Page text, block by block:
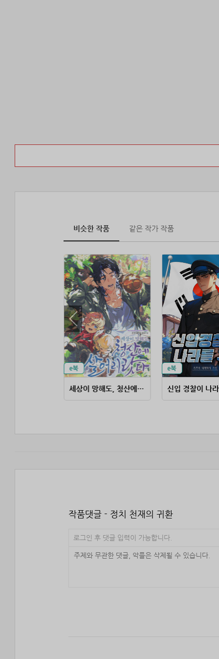
비슷한 작품 같은 작가 작품
세상이 망해도, 청산에 살어리랏다 신입 경찰이 나
작품댓글 - 정치 천재의 귀환
로그인 후 댓글 입력이 가능합니다.